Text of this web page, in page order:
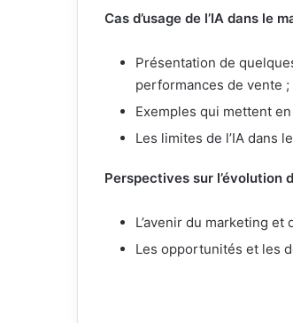
Cas d’usage de l’IA dans le
Présentation de
performances de vente ;
Exemples qui mettent
Les limites de l’IA dans
Perspectives sur l’évolution
L’avenir du marketing et
Les opportunités et les